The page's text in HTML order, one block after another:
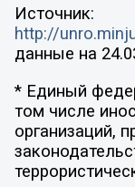
Источник:
http://
данные на
* Единый
том числе
организаций,